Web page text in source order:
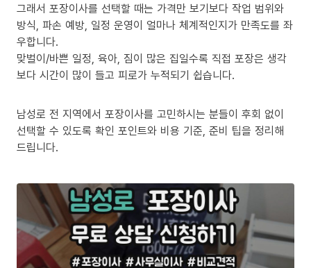
그래서 포장이사를 선택할 때는 가격만 보기보다 작업 범위와
방식, 파손 예방, 일정 운영이 얼마나 체계적인지가 만족도를 좌
우합니다.
맞벌이/바쁜 일정, 육아, 짐이 많은 집일수록 직접 포장은 생각
보다 시간이 많이 들고 피로가 누적되기 쉽습니다.
남성로 전 지역에서 포장이사를 고민하시는 분들이 후회 없이
선택할 수 있도록 확인 포인트와 비용 기준, 준비 팁을 정리해
드립니다.